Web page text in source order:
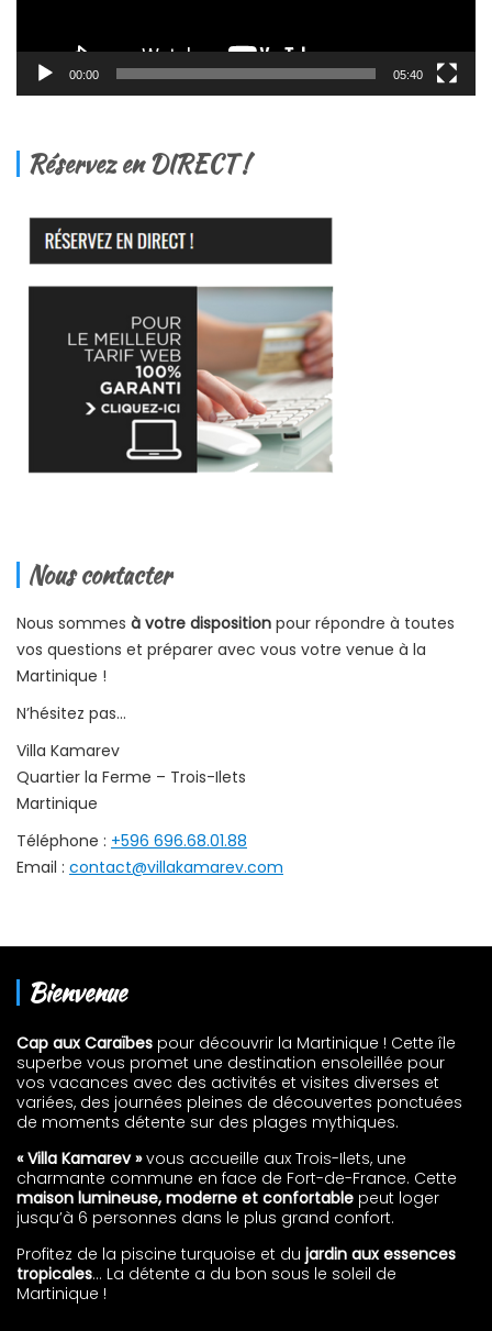
00:00 05:40
Réservez en DIRECT !
Nous contacter
Nous sommes à votre disposition pour répondre à toutes
vos questions et préparer avec vous votre venue à la
Martinique !
N’hésitez pas…
Villa Kamarev
Quartier la Ferme – Trois-Ilets
Martinique
Téléphone : +596 696.68.01.88
Email : contact@villakamarev.com
Bienvenue
Cap aux Caraïbes pour découvrir la Martinique ! Cette île
superbe vous promet une destination ensoleillée pour
vos vacances avec des activités et visites diverses et
variées, des journées pleines de découvertes ponctuées
de moments détente sur des plages mythiques.
« Villa Kamarev »vous accueille aux Trois-Ilets, une
charmante commune en face de Fort-de-France. Cette
maison lumineuse, moderne et confortable peut loger
jusqu’à 6 personnes dans le plus grand confort.
Profitez de la piscine turquoise et du jardin aux essences
tropicales… La détente a du bon sous le soleil de
Martinique !